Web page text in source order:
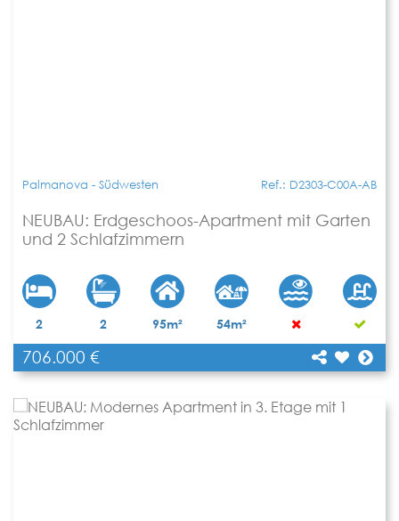
Palmanova - Südwesten Ref.: D2303-C00A-AB
NEUBAU: Erdgeschoos-Apartment mit Garten
und 2 Schlafzimmern
2 2 95m² 54m²
706.000 €[shariff title="NEUBAU: Erdgeschoos-Apartment
mit Garten und 2 Schlafzimmern"
neubau-erdgeschoos-apartment-mit-garten/"]